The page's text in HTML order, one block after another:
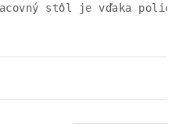
údajov
Registrace
stôl je vďaka